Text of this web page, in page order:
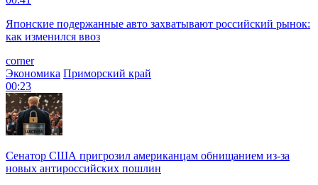
Японские подержанные авто захватывают российский рынок:
как изменился ввоз
corner
Экономика Приморский край
00:23
Сенатор США пригрозил американцам обнищанием из-за
новых антироссийских пошлин